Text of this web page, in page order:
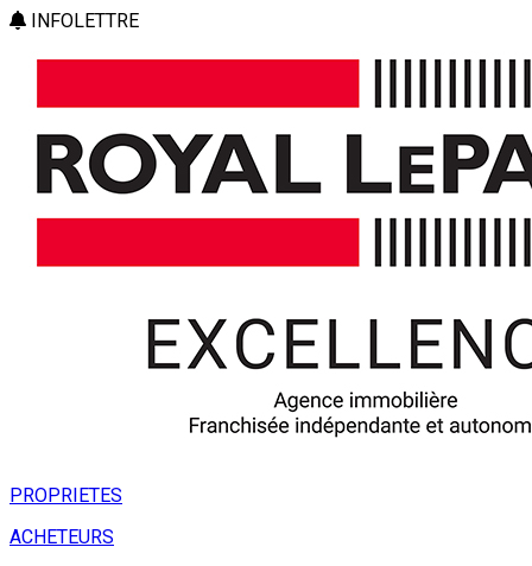
INFOLETTRE
PROPRIETES
ACHETEURS